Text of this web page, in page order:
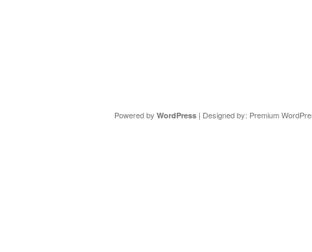
Powered by WordPress| Designed by: Premium